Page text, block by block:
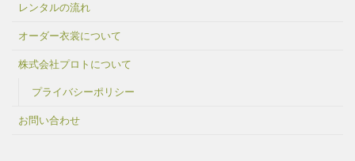
レンタルの流れ
オーダー衣裳について
株式会社プロトについて
プライバシーポリシー
お問い合わせ